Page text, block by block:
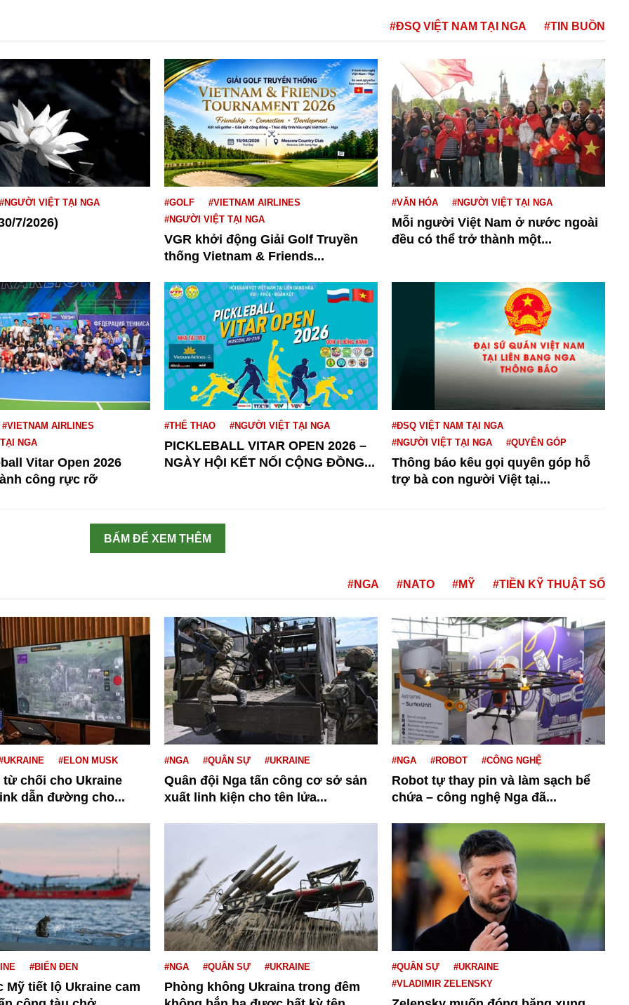
#ĐSQ VIỆT NAM TẠI NGA #TIN BUỒN
#NGƯỜI VIỆT TẠI NGA
7/2026)
#GOLF
#VIETNAM AIRLINES
#NGƯỜI VIỆT TẠI NGA
VGR khởi động Giải Golf Truyền
thống Vietnam & Friends...
#VĂN HÓA #NGƯỜI VIỆT TẠI NGA
Mỗi người Việt Nam ở nước ngoài
đều có thể trở thành một...
#VIETNAM AIRLINES
NGA
Vitar Open 2026
công rực rỡ
#THỂ THAO #NGƯỜI VIỆT TẠI NGA
PICKLEBALL VITAR OPEN 2026 –
NGÀY HỘI KẾT NỐI CỘNG ĐỒNG...
#ĐSQ VIỆT NAM TẠI NGA
#NGƯỜI VIỆT TẠI NGA
#QUYÊN GÓP
Thông báo kêu gọi quyên góp hỗ
trợ bà con người Việt tại...
BẤM ĐỂ XEM THÊM
#NGA #NATO #MỸ #TIỀN KỸ THUẬT SỐ
#ELON MUSK
từ chối cho Ukraine
dẫn đường cho...
#NGA #QUÂN SỰ #UKRAINE
Quân đội Nga tấn công cơ sở sản
xuất linh kiện cho tên lửa...
#NGA #ROBOT #CÔNG NGHỆ
Robot tự thay pin và làm sạch bể
chứa – công nghệ Nga đã...
#BIỂN ĐEN
Mỹ tiết lộ Ukraine cam
#NGA #QUÂN SỰ #UKRAINE
Phòng không Ukraina trong đêm
#QUÂN SỰ
#UKRAINE
#VLADIMIR ZELENSKY